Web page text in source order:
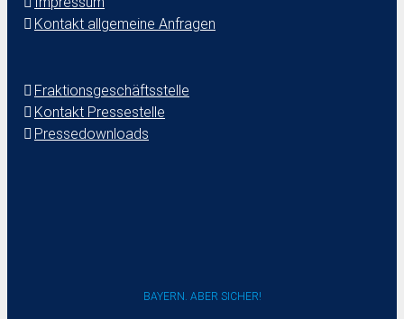
Kontakt allgemeine Anfragen
Fraktionsgeschäftsstelle
Kontakt Pressestelle
Pressedownloads
BAYERN. ABER SICHER!